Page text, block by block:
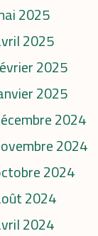
2025
2025
2025
2025
2024
2024
2024
2024
2024